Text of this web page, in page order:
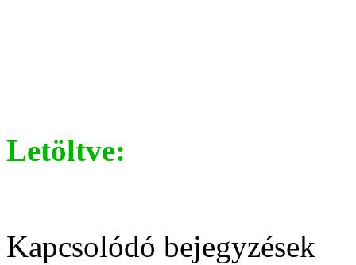
Letöltve:
Kapcsolódó bejegyzések